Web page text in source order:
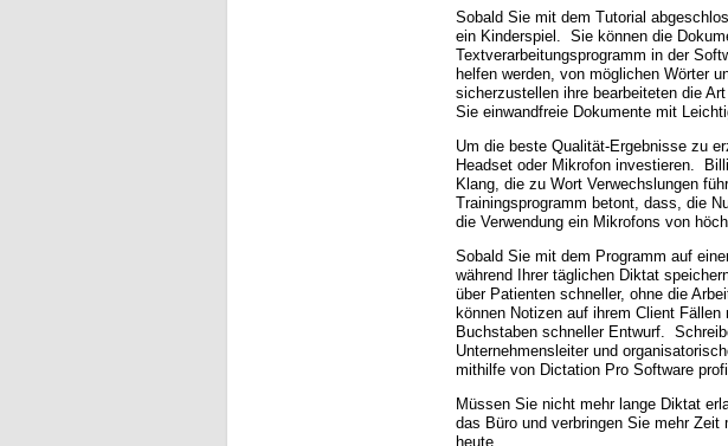
Sobald Sie mit dem Tutorial
ein Kinderspiel. Sie können die
Textverarbeitungsprogramm in der
helfen werden, von möglichen Wörter
sicherzustellen ihre bearbeiteten die
Sie einwandfreie Dokumente mit
Um die beste Qualität-Ergebnisse zu
Headset oder Mikrofon investieren.
Klang, die zu Wort Verwechslungen
Trainingsprogramm betont, dass, die
die Verwendung ein Mikrofons von
Sobald Sie mit dem Programm auf
während Ihrer täglichen Diktat
über Patienten schneller, ohne die
können Notizen auf ihrem Client
Buchstaben schneller Entwurf.
Unternehmensleiter und
mithilfe von Dictation Pro Software
Müssen Sie nicht mehr lange Diktat
das Büro und verbringen Sie mehr
heute.